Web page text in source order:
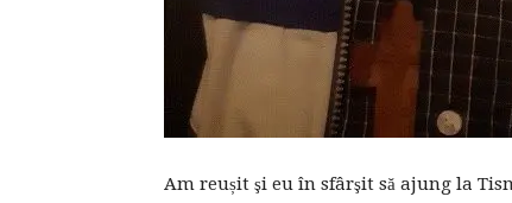
Am reușit şi eu în sfârşit să ajung la